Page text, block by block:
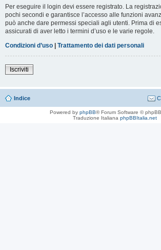
Per eseguire il login devi essere registrato. La
pochi secondi e garantisce l’accesso alle funzioni
può anche dare permessi speciali agli utenti. Prima di
assicurati di aver letto i termini d’uso e le varie regole.
Condizioni d’uso | Trattamento dei dati personali
Iscriviti
Indice
Powered by phpBB® Forum Software ©
Traduzione Italiana phpBBItalia.net